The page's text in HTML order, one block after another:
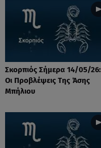
Σκορπιός Σήμερα 14/05/26:
Οι Προβλέψεις Tης Άσης
Μπήλιου